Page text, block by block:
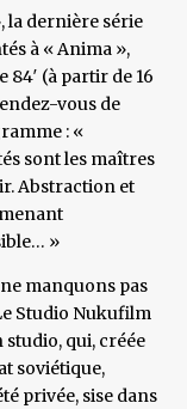
la dernière série
à « Anima »,
(à partir de 16
vous de
: «
sont les maîtres
Abstraction et
»
manquons pas
Studio Nukufilm
qui, créée
soviétique,
privée, sise dans